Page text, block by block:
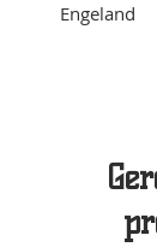
Engeland